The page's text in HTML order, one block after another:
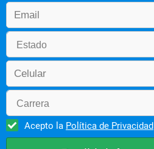
Acepto la Política de Privacidad